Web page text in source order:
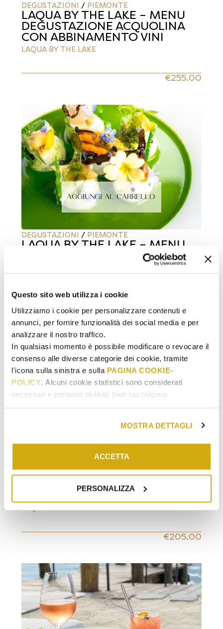
Questo sito web utilizza i cookie
Utilizziamo i cookie per personalizzare contenuti e
annunci, per fornire funzionalità dei social media e per
analizzare il nostro traffico.
In qualsiasi momento è possibile modificare o revocare il
consenso alle diverse categorie dei cookie, tramite
l'icona sulla sinistra e sulla PAGINA COOKIE-
POLICY . Alcuni cookie statistici sono considerati
necessari e pertanto abilitati (non raccolgono
a: privacy@cannavacciuologroup.it.
Chiudendo questo banner tramite apposita X in alto a
momento.
MOSTRA DETTAGLI
ACCETTA
PERSONALIZZA
DEGUSTAZIONI / PIEMONTE
LAQUA BY THE LAKE – MENU
DEGUSTAZIONE ACQUOLINA
CON ABBINAMENTO VINI
LAQUA BY THE LAKE
€255.00
AGGIUNGI AL CARRELLO
DEGUSTAZIONI / PIEMONTE
LAQUA BY THE LAKE – MENU
DEGUSTAZIONE BREZZA
AGGIUNGI AL CARRELLO
LAQUA BY THE LAKE – MENU
DEGUSTAZIONE BREZZA CON
ABBINAMENTO VINI
€205.00